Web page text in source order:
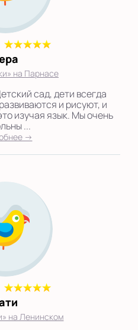
на Парнасе
сад, дети всегда
и рисуют, и
изучая язык. Мы очень
...
→
на Ленинском